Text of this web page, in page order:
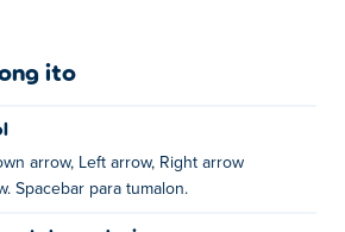
ito
arrow, Left arrow, Right arrow
Spacebar para tumalon.